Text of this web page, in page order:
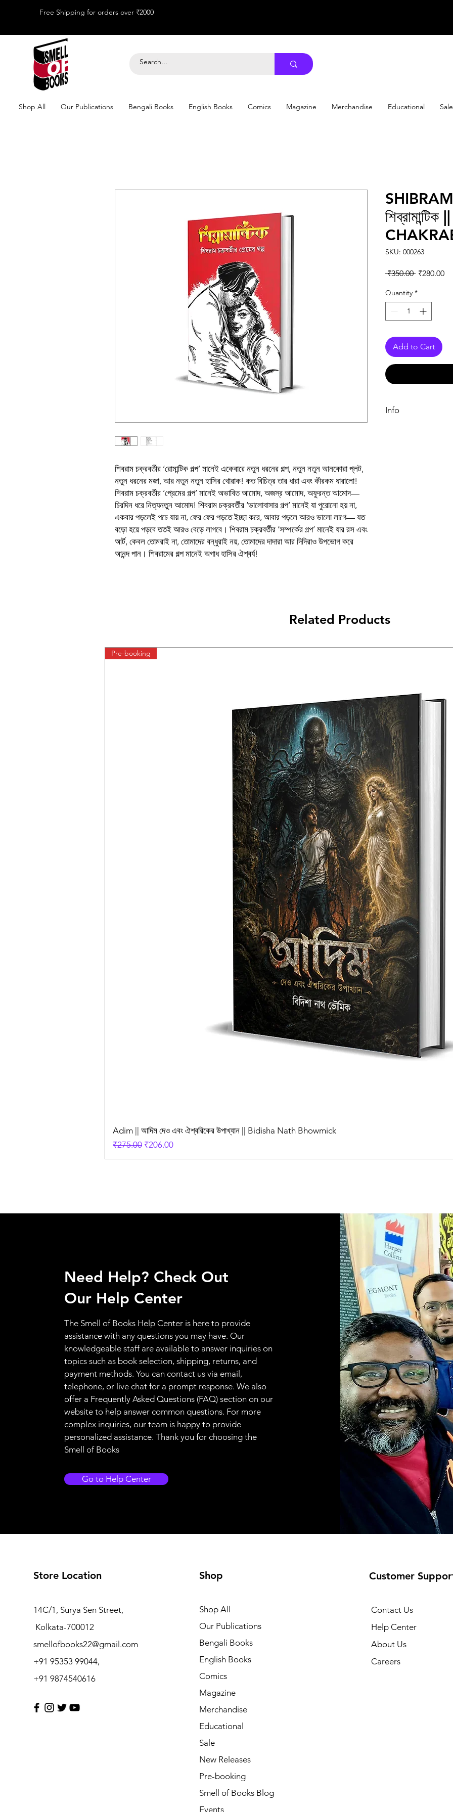
Free Shipping for orders over ₹2000
Shop All Our Publications Bengali Books English Books Comics Magazine Merchandise Educational Sale
শিবরাম চক্রবর্তীর ‘রোমান্টিক গল্প’ মানেই একেবারে নতুন ধরনের গল্প, নতুন নতুন আনকোরা প্লট,
নতুন ধরনের মজা, আর নতুন নতুন হাসির খোরাক! কত বিচিত্র তার ধারা এবং কীরকম ধারালো!
শিবরাম চক্রবর্তীর ‘প্রেমের গল্প’ মানেই অভাবিত আমোদ, অজস্র আমোদ, অফুরন্ত আমোদ—
চিরদিন ধরে নিত্যনতুন আমোদ! শিবরাম চক্রবর্তীর ‘ভালোবাসার গল্প’ মানেই যা পুরোনো হয় না,
একবার পড়লেই পচে যায় না, ফের ফের পড়তে ইচ্ছা করে, আবার পড়লে আরও ভালো লাগে— যত
বড়ো হয়ে পড়বে ততই আরও বেড়ে লাগবে। শিবরাম চক্রবর্তীর ‘সম্পর্কের গল্প’ মানেই যার রস এবং
আর্ট, কেবল তোমরাই না, তোমাদের বন্ধুরাই নয়, তোমাদের দাদারা আর দিদিরাও উপভোগ করে
আনন্দ পান। শিবরামের গল্প মানেই অগাধ হাসির ঐশ্বর্য!
SKU: 000263
₹350.00 Regular
₹280.00
Quantity *
Add to Cart
Info
Related Products
Pre-booking
Adim || আদিম দেও এবং ঐশ্বরিকের উপাখ্যান || Bidisha Nath Bhowmick
Regular Price
₹275.00 Sale Price
₹206.00
Need Help? Check Out
Our Help Center
The Smell of Books Help Center is here to provide
assistance with any questions you may have. Our
knowledgeable staff are available to answer inquiries on
topics such as book selection, shipping, returns, and
payment methods. You can contact us via email,
telephone, or live chat for a prompt response. We also
offer a Frequently Asked Questions (FAQ) section on our
website to help answer common questions. For more
complex inquiries, our team is happy to provide
personalized assistance. Thank you for choosing the
Smell of Books
Go to Help Center
Store Location
14C/1, Surya Sen Street,
Kolkata-700012
smellofbooks22@gmail.com
+91 95353 99044,
+91 9874540616
Shop
Shop All
Our Publications
Bengali Books
English Books
Comics
Magazine
Merchandise
Educational
Sale
New Releases
Pre-booking
Smell of Books Blog
Events
Customer
Contact Us
Help Center
About Us
Careers